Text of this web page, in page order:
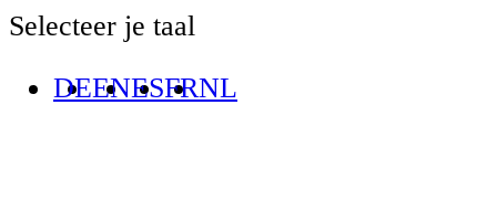
Selecteer je taal
DEENESFRNL